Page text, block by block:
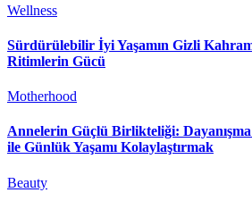
Wellness
Sürdürülebilir İyi Yaşamın Gizli
Ritimlerin Gücü
Motherhood
Annelerin Güçlü Birlikteliği:
ile Günlük Yaşamı Kolaylaştırmak
Beauty